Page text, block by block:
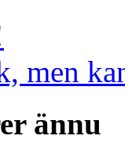
men
ännu